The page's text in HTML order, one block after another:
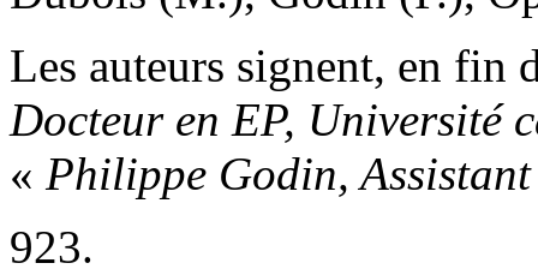
Les auteurs signent, en fin
Docteur en EP, Université
« Philippe Godin,
923.